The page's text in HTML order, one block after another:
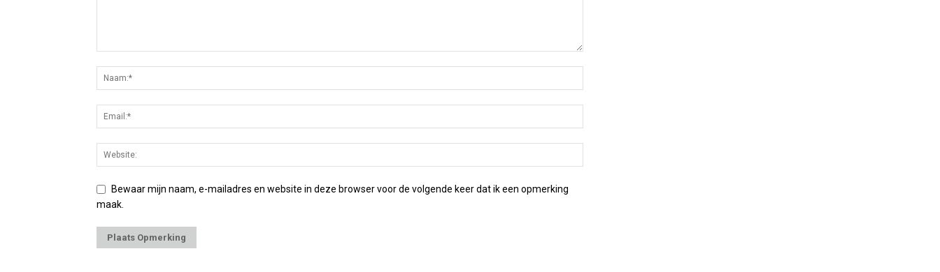
Bewaar mijn naam, e-mailadres en website in deze browser voor de volgende keer dat ik een opmerking
maak.